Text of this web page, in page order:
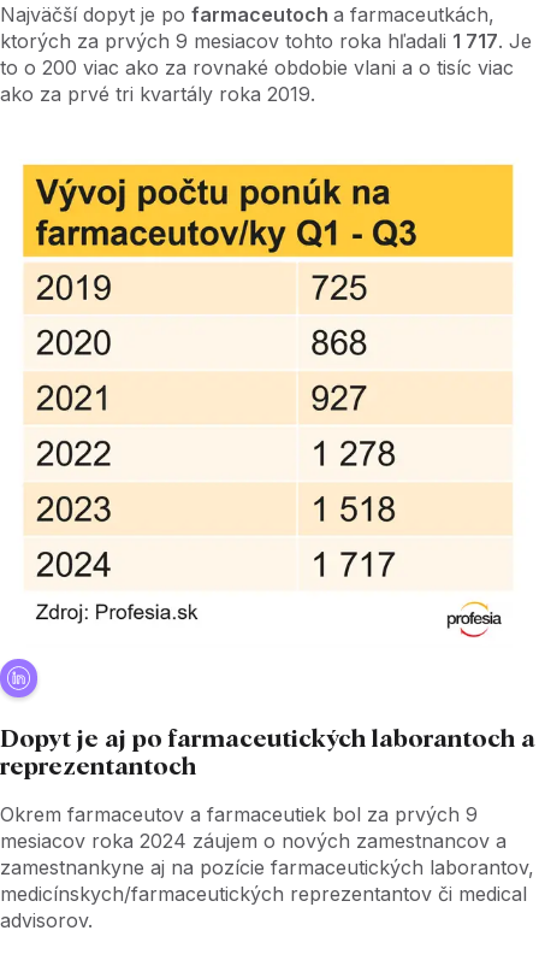
Najväčší dopyt je po farmaceutoch a farmaceutkách,
ktorých za prvých 9 mesiacov tohto roka hľadali 1 717. Je
to o 200 viac ako za rovnaké obdobie vlani a o tisíc viac
ako za prvé tri kvartály roka 2019.
Dopyt je aj po farmaceutických laborantoch a
reprezentantoch
Okrem farmaceutov a farmaceutiek bol za prvých 9
mesiacov roka 2024 záujem o nových zamestnancov a
zamestnankyne aj na pozície farmaceutických laborantov,
medicínskych/farmaceutických reprezentantov či medical
advisorov.